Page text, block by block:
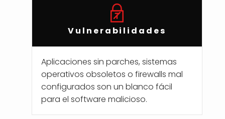
Vulnerabilidades
Aplicaciones sin parches, sistemas
operativos obsoletos o firewalls mal
configurados son un blanco fácil
para el software malicioso.